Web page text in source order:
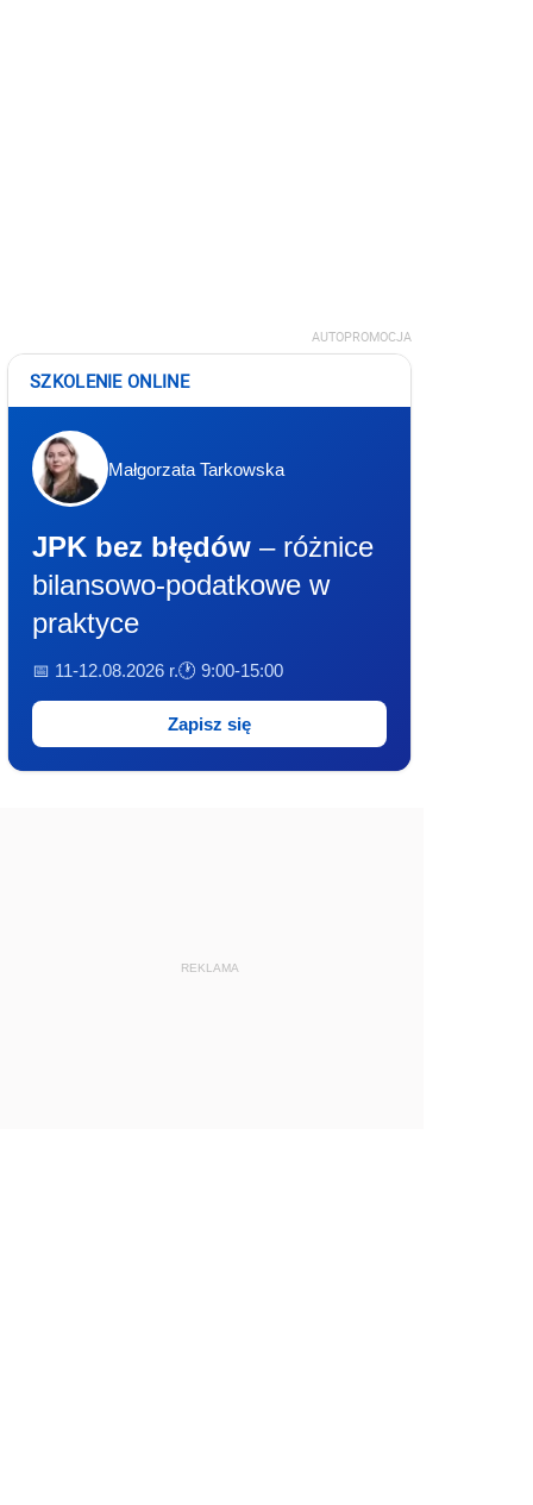
AUTOPROMOCJA
SZKOLENIE ONLINE
Małgorzata Tarkowska
JPK bez błędów – różnice
bilansowo-podatkowe w
praktyce
📅 11-12.08.2026 r.🕐 9:00-15:00
Zapisz się
REKLAMA